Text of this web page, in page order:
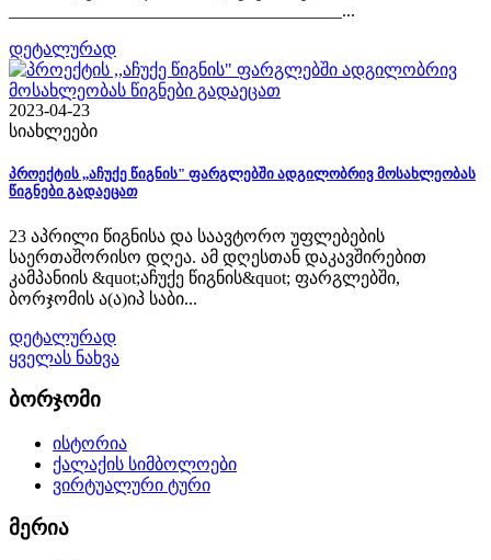
______________________________________...
დეტალურად
2023-04-23
სიახლეები
პროექტის ,,აჩუქე წიგნის" ფარგლებში ადგილობრივ მოსახლეობას
წიგნები გადაეცათ
23 აპრილი წიგნისა და საავტორო უფლებების
საერთაშორისო დღეა. ამ დღესთან დაკავშირებით
კამპანიის &quot;აჩუქე წიგნის&quot; ფარგლებში,
ბორჯომის ა(ა)იპ საბი...
დეტალურად
ყველას ნახვა
ბორჯომი
ისტორია
ქალაქის სიმბოლოები
ვირტუალური ტური
მერია